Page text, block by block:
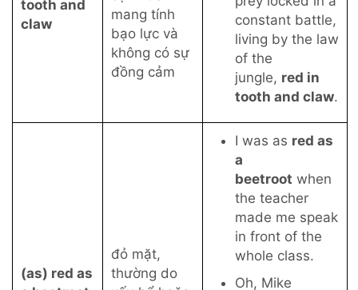
tooth and
claw
mang tính
bạo lực và
không có sự
đồng cảm
constant battle,
living by the law
of the
jungle, red in
tooth and claw.
(as) red as
đỏ mặt,
thường do
I was as red as
a
beetroot when
the teacher
made me speak
in front of the
whole class.
Oh, Mike